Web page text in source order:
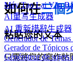
Máy Tạo Lại Văn
AI重写生成器
AI 重新措辭生成器
Generador de Temas
Gerador de Tópicos
Générateur de sujets
如何在三個
粘貼您的文本
只需將您的寫作粘